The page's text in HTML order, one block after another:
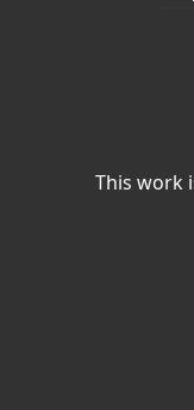
This work